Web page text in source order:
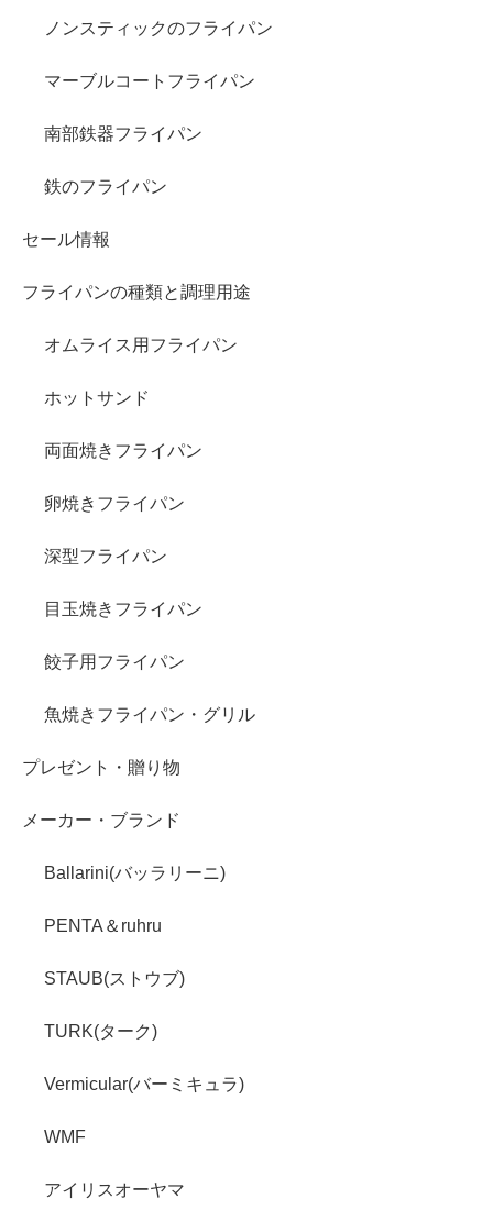
ノンスティックのフライパン
マーブルコートフライパン
南部鉄器フライパン
鉄のフライパン
セール情報
フライパンの種類と調理用途
オムライス用フライパン
ホットサンド
両面焼きフライパン
卵焼きフライパン
深型フライパン
目玉焼きフライパン
餃子用フライパン
魚焼きフライパン・グリル
プレゼント・贈り物
メーカー・ブランド
Ballarini(バッラリーニ)
PENTA＆ruhru
STAUB(ストウブ)
TURK(ターク)
Vermicular(バーミキュラ)
WMF
アイリスオーヤマ